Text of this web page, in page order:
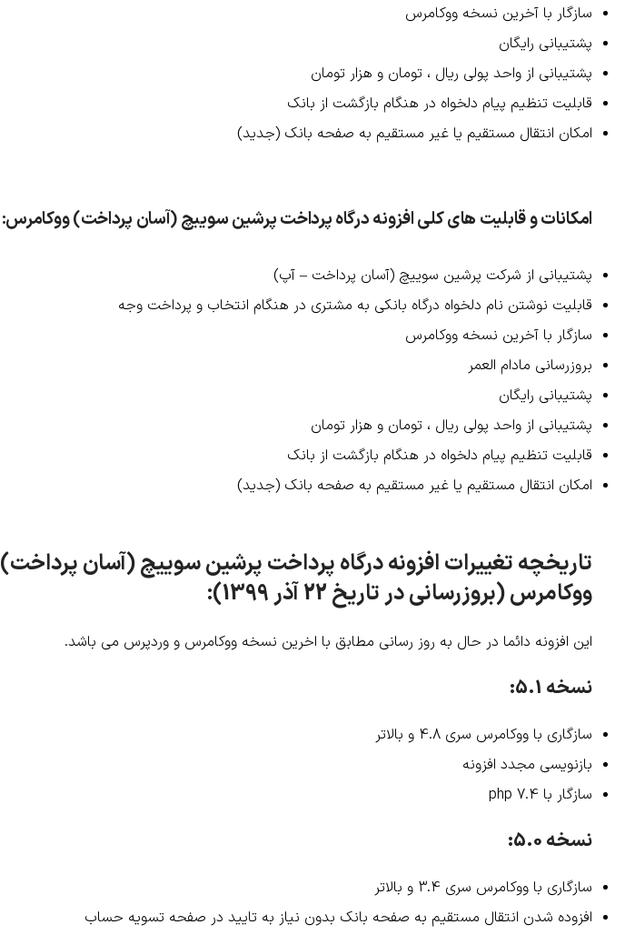
سازگار با آخرین نسخه ووکامرس
پشتیبانی رایگان
پشتیبانی از واحد پولی ریال ، تومان و هزار تومان
قابلیت تنظیم پیام دلخواه در هنگام بازگشت از بانک
امکان انتقال مستقیم یا غیر مستقیم به صفحه بانک (جدید)
امکانات و قابلیت های کلی افزونه درگاه پرداخت پرشین سوییچ (آسان پرداخت) ووکامرس:
پشتیبانی از شرکت پرشین سوییچ (آسان پرداخت – آپ)
قابلیت نوشتن نام دلخواه درگاه بانکی به مشتری در هنگام انتخاب و پرداخت وجه
سازگار با آخرین نسخه ووکامرس
بروزرسانی مادام العمر
پشتیبانی رایگان
پشتیبانی از واحد پولی ریال ، تومان و هزار تومان
قابلیت تنظیم پیام دلخواه در هنگام بازگشت از بانک
امکان انتقال مستقیم یا غیر مستقیم به صفحه بانک (جدید)
تاریخچه تغییرات افزونه درگاه پرداخت پرشین سوییچ (آسان پرداخت)
ووکامرس (بروزرسانی در تاریخ 22 آذر 1399):
این افزونه دائما در حال به روز رسانی مطابق با اخرین نسخه ووکامرس و وردپرس می باشد.
نسخه 5.1:
سازگاری با ووکامرس سری 4.8 و بالاتر
بازنویسی مجدد افزونه
سازگار با php 7.4
نسخه 5.0:
سازگاری با ووکامرس سری 3.4 و بالاتر
افزوده شدن انتقال مستقیم به صفحه بانک بدون نیاز به تایید در صفحه تسویه حساب